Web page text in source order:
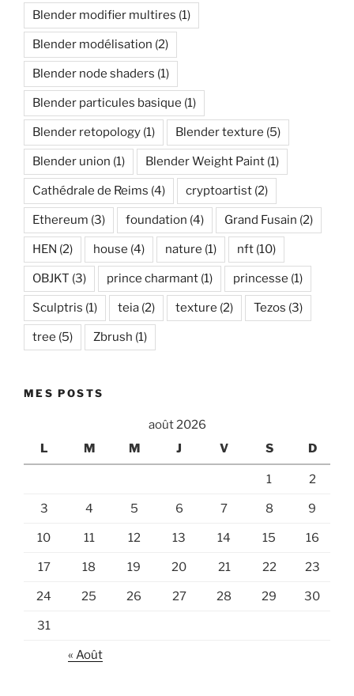
Blender modifier multires (1)
Blender modélisation (2)
Blender node shaders (1)
Blender particules basique (1)
Blender retopology (1) Blender texture (5)
Blender union (1) Blender Weight Paint (1)
Cathédrale de Reims (4) cryptoartist (2)
Ethereum (3) foundation (4) Grand Fusain (2)
HEN (2) house (4) nature (1) nft (10)
OBJKT (3) prince charmant (1) princesse (1)
Sculptris (1) teia (2) texture (2) Tezos (3)
tree (5) Zbrush (1)
MES POSTS
août 2026
L
M M J V S D
1 2
3 4 5 6 7 8 9
10 11 12 13 14 15 16
17 18 19 20 21 22 23
24 25 26 27 28 29 30
31
« Août